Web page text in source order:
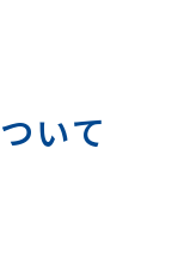
いて